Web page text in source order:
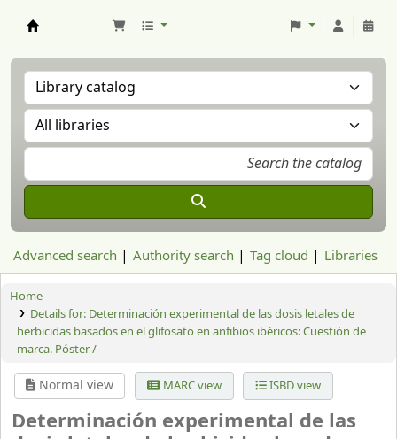
Advanced search Authority search Tag cloud Libraries
Home
Details for: Determinación experimental de las dosis letales de
herbicidas basados en el glifosato en anfibios ibéricos: Cuestión de
marca. Póster /
Normal view MARC view ISBD view
Determinación experimental de las